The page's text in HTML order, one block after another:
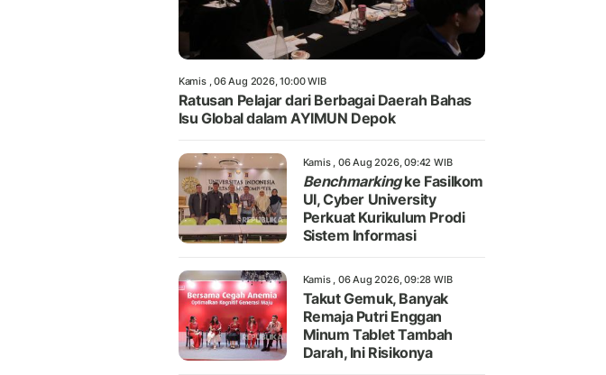
Kamis , 06 Aug 2026, 10:00 WIB
Ratusan Pelajar dari Berbagai Daerah Bahas
Isu Global dalam AYIMUN Depok
Kamis , 06 Aug 2026, 09:42 WIB
Benchmarkingke Fasilkom
UI, Cyber University
Perkuat Kurikulum Prodi
Sistem Informasi
Kamis , 06 Aug 2026, 09:28 WIB
Takut Gemuk, Banyak
Remaja Putri Enggan
Minum Tablet Tambah
Darah, Ini Risikonya